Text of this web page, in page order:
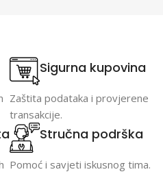
Sigurna kupovina
Zaštita podataka i provjerene
transakcije.
Stručna podrška
Pomoć i savjeti iskusnog tima.